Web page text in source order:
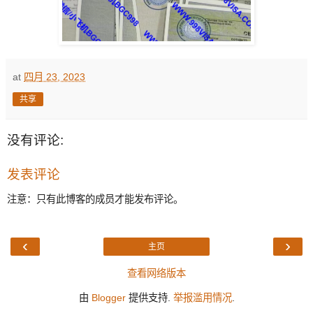
at 四月 23, 2023
共享
没有评论:
发表评论
注意：只有此博客的成员才能发布评论。
‹ ›
主页
查看网络版本
由 Blogger提供支持. 举报滥用情况.